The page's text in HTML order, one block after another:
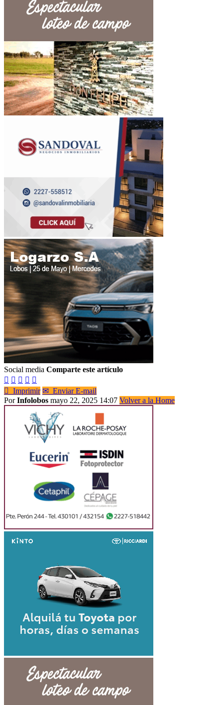
Social media Comparte este artículo
    
 Imprimir ✉ Enviar E-mail
PorInfolobos mayo 22, 2025 14:07 Volver a la Home